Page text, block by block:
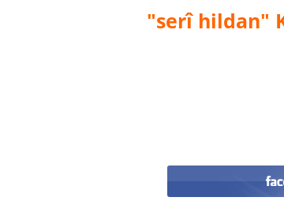
"serî hildan"